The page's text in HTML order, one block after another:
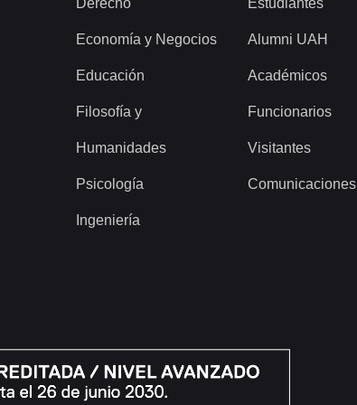
Derecho
Economía y Negocios
Educación
Filosofía y
Humanidades
Psicología
Ingeniería
Estudiantes
Alumni UAH
Académicos
Funcionarios
Visitantes
Comunicaciones